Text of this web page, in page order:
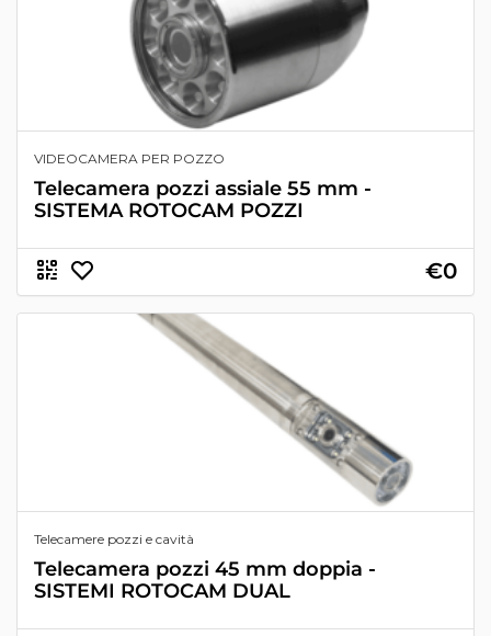
VIDEOCAMERA PER POZZO
Telecamera pozzi assiale 55 mm -
SISTEMA ROTOCAM POZZI
€0
Telecamere pozzi e cavità
Telecamera pozzi 45 mm doppia -
SISTEMI ROTOCAM DUAL